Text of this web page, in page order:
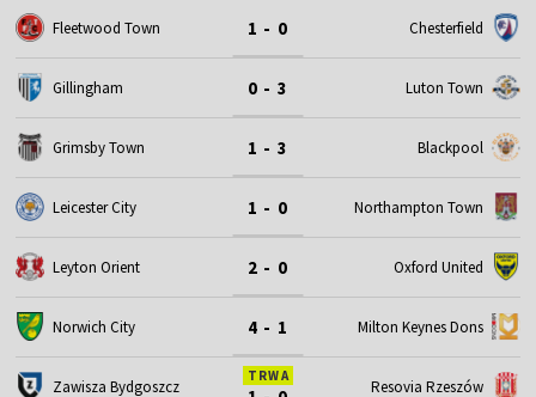
Fleetwood Town 1 - 0 Chesterfield
Gillingham 0 - 3 Luton Town
Grimsby Town 1 - 3 Blackpool
Leicester City 1 - 0 Northampton Town
Leyton Orient 2 - 0 Oxford United
Norwich City 4 - 1 Milton Keynes Dons
Zawisza Bydgoszcz
TRWA
Resovia Rzeszów